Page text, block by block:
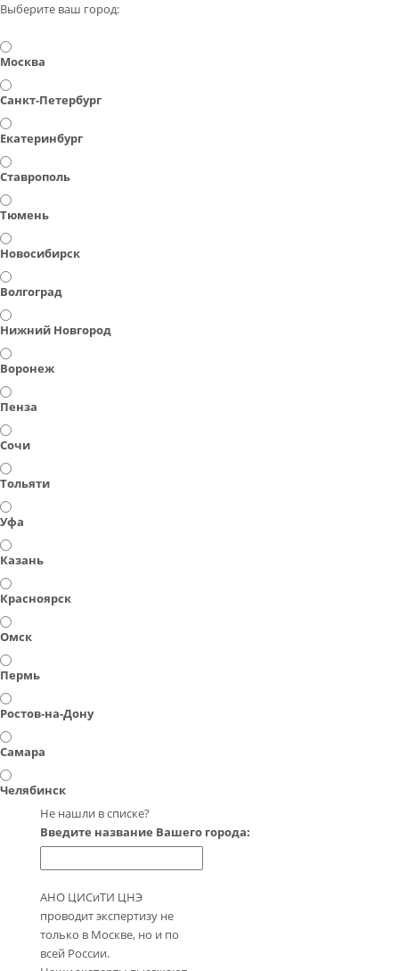
Выберите ваш город:
Москва
Санкт-Петербург
Екатеринбург
Ставрополь
Тюмень
Новосибирск
Волгоград
Нижний Новгород
Воронеж
Пенза
Сочи
Тольяти
Уфа
Казань
Красноярск
Омск
Пермь
Ростов-на-Дону
Самара
Челябинск
Не нашли в списке?
Введите название Вашего города:
АНО ЦИСиТИ ЦНЭ
проводит экспертизу не
только в Москве, но и по
всей России.